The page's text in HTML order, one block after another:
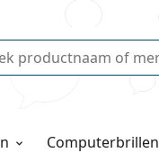
Computerbrillen